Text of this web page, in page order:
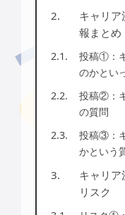
キャリ
報まとめ
投稿①：
のかとい
投稿②：
の質問
投稿③：
かという
キャリ
リスク